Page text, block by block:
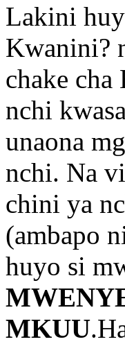
Lakini
Kwanini?
chake
nchi
unaona
nchi. Na
chini ya
(ambapo
huyo si
MKUU